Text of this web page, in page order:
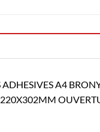
ADHESIVES A4